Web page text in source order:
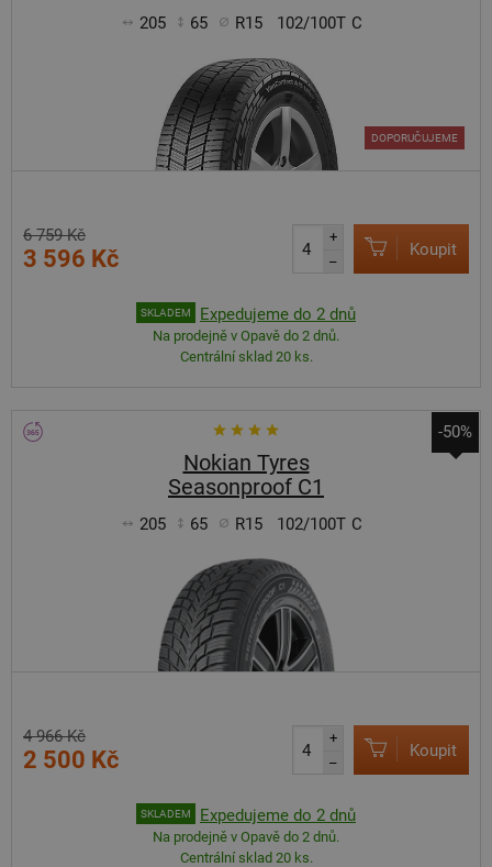
205 65 R15 102/100T C
DOPORUČUJEME
6 759 Kč
3 596 Kč
+
–
Koupit
SKLADEM Expedujeme do 2 dnů
Na prodejně v Opavě do 2 dnů.
Centrální sklad 20 ks.
-50%
Nokian Tyres
Seasonproof C1
205 65 R15 102/100T C
4 966 Kč
2 500 Kč
+
–
Koupit
SKLADEM Expedujeme do 2 dnů
Na prodejně v Opavě do 2 dnů.
Centrální sklad 20 ks.